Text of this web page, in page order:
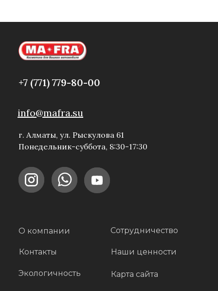
О компании Сотрудничество
Контакты
Экологичность
Наши ценности
+7 (771) 779-80-00
info@mafra.su
г. Алматы, ул. Рыскулова 61
Понедельник-суббота, 8:30-17:30
Карта сайта